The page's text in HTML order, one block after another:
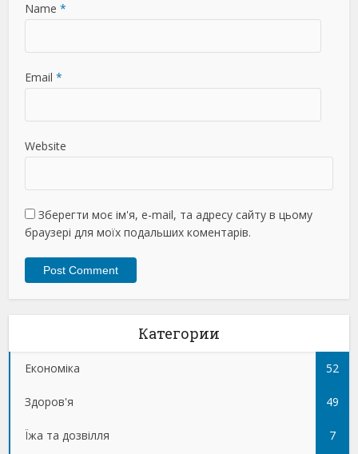
Name *
Email *
Website
Зберегти моє ім'я, e-mail, та адресу сайту в цьому
браузері для моїх подальших коментарів.
Категории
Економіка 52
Здоров'я 49
Їжа та дозвілля 7